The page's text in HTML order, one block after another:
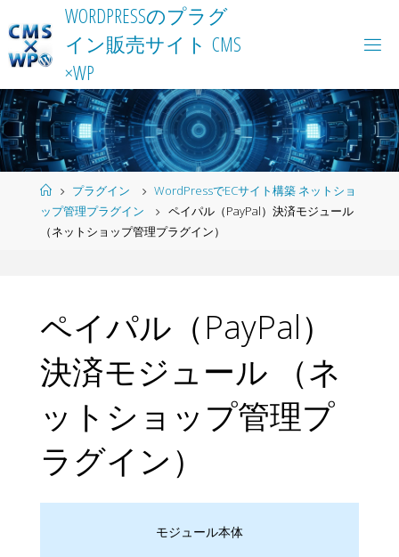
to
content
WORDPRESSのプラ グ
イ ン販売サイ ト CMS
×WP
Homeプラグイン
WordPressでECサイト構築 ネットショ
ップ管理プラグイン
ペイパル（PayPal）決済モジュール
（ネットショップ管理プラグイン）
ペイパル（PayPal）
決済モジュール （ネ
ットショップ管理プ
ラグイン）
モジュール本体